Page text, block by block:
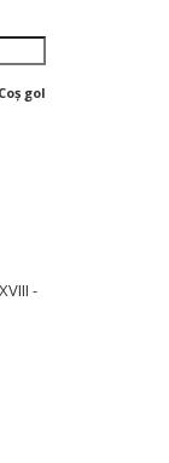
Coș gol
-